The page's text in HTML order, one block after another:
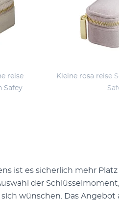
reise
Safey
Kleine rosa reise
ist es sicherlich mehr Platz
der
wünschen. Das Angebot